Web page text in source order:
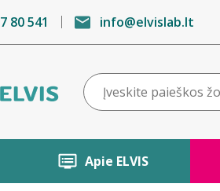
80 541 info@elvislab.lt
Apie ELVIS